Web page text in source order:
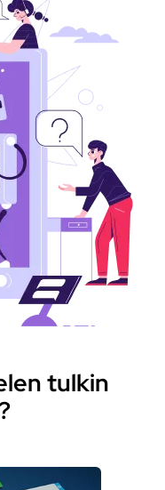
tulkin